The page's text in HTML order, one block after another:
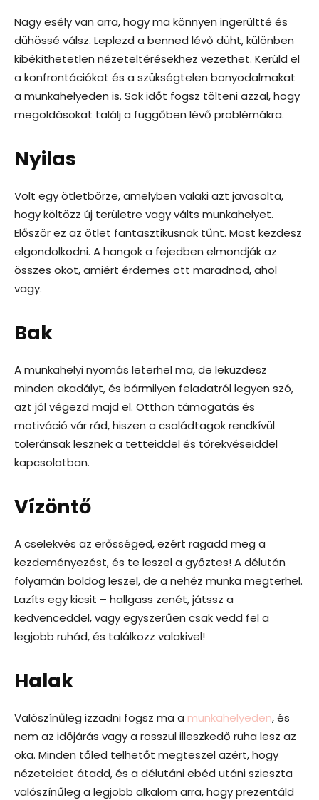
Nagy esély van arra, hogy ma könnyen ingerültté és
dühössé válsz. Leplezd a benned lévő düht, különben
kibékíthetetlen nézeteltérésekhez vezethet. Kerüld el
a konfrontációkat és a szükségtelen bonyodalmakat
a munkahelyeden is. Sok időt fogsz tölteni azzal, hogy
megoldásokat találj a függőben lévő problémákra.
Nyilas
Volt egy ötletbörze, amelyben valaki azt javasolta,
hogy költözz új területre vagy válts munkahelyet.
Először ez az ötlet fantasztikusnak tűnt. Most kezdesz
elgondolkodni. A hangok a fejedben elmondják az
összes okot, amiért érdemes ott maradnod, ahol
vagy.
Bak
A munkahelyi nyomás leterhel ma, de leküzdesz
minden akadályt, és bármilyen feladatról legyen szó,
azt jól végezd majd el. Otthon támogatás és
motiváció vár rád, hiszen a családtagok rendkívül
toleránsak lesznek a tetteiddel és törekvéseiddel
kapcsolatban.
Vízöntő
A cselekvés az erősséged, ezért ragadd meg a
kezdeményezést, és te leszel a győztes! A délután
folyamán boldog leszel, de a nehéz munka megterhel.
Lazíts egy kicsit – hallgass zenét, játssz a
kedvenceddel, vagy egyszerűen csak vedd fel a
legjobb ruhád, és találkozz valakivel!
Halak
Valószínűleg izzadni fogsz ma a munkahelyeden, és
nem az időjárás vagy a rosszul illeszkedő ruha lesz az
oka. Minden tőled telhetőt megteszel azért, hogy
nézeteidet átadd, és a délutáni ebéd utáni szieszta
valószínűleg a legjobb alkalom arra, hogy prezentáld